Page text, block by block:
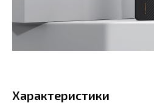
Характеристики